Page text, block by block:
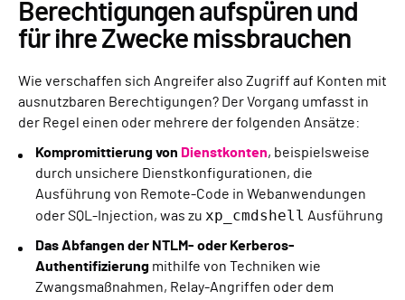
Berechtigungen aufspüren und
für ihre Zwecke missbrauchen
Wie verschaffen sich Angreifer also Zugriff auf Konten mit
ausnutzbaren Berechtigungen? Der Vorgang umfasst in
der Regel einen oder mehrere der folgenden Ansätze:
Kompromittierung von Dienstkonten, beispielsweise
durch unsichere Dienstkonfigurationen, die
Ausführung von Remote-Code in Webanwendungen
oder SQL-Injection, was zu xp_cmdshell Ausführung
Das Abfangen der NTLM- oder Kerberos-
Authentifizierung mithilfe von Techniken wie
Zwangsmaßnahmen, Relay-Angriffen oder dem